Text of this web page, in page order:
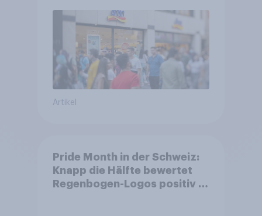
Artikel
Pride Month in der Schweiz:
Knapp die Hälfte bewertet
Regenbogen-Logos positiv –